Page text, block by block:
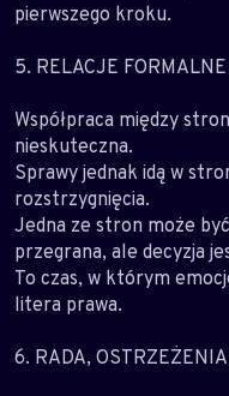
pierwszego kroku.
5. RELACJE
Współpraca między
nieskuteczna.
Sprawy jednak idą w
rozstrzygnięcia.
Jedna ze stron może
przegrana, ale decyzja
To czas, w którym
litera prawa.
6. RADA,